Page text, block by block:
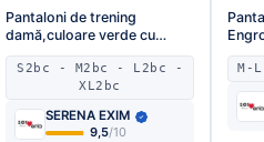
Pantaloni de trening
damă,culoare verde cu
elastic și șiret,Engros
S2bc - M2bc - L2bc -
XL2bc
SERENA EXIM
9,5/10
M-